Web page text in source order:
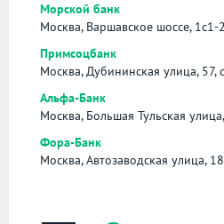
Морской банк
Москва, Варшавское шоссе, 1с1-2
Примсоцбанк
Москва, Дубининская улица, 57,
Альфа-Банк
Москва, Большая Тульская
Фора-Банк
Москва, Автозаводская улица, 18